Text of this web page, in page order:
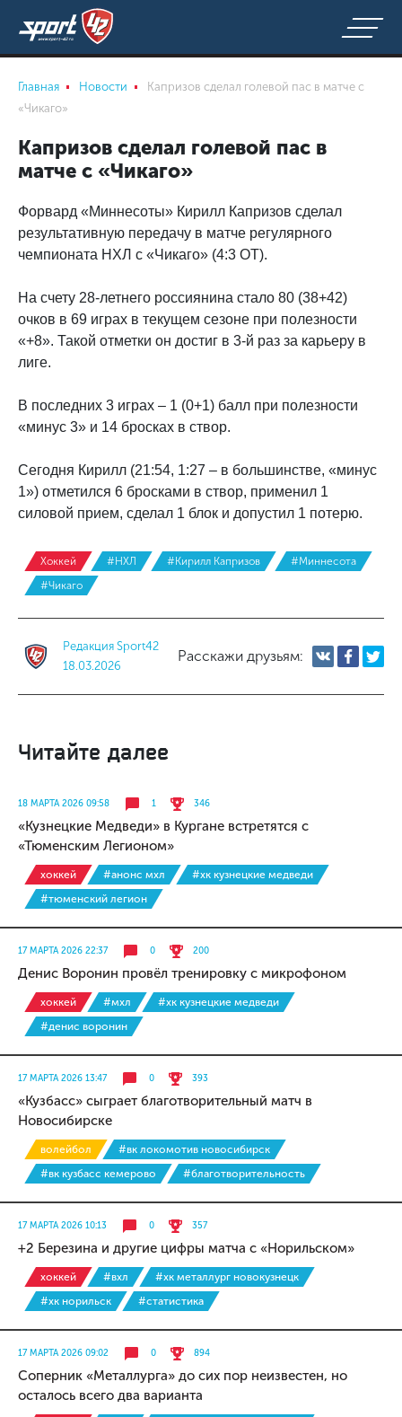
Главная Новости
Капризов сделал голевой пас в матче с
«Чикаго»
Капризов сделал голевой пас в
матче с «Чикаго»
Форвард «Миннесоты» Кирилл Капризов сделал
результативную передачу в матче регулярного
чемпионата НХЛ с «Чикаго» (4:3 ОТ).
На счету 28-летнего россиянина стало 80 (38+42)
очков в 69 играх в текущем сезоне при полезности
«+8». Такой отметки он достиг в 3-й раз за карьеру в
лиге.
В последних 3 играх – 1 (0+1) балл при полезности
«минус 3» и 14 бросках в створ.
Сегодня Кирилл (21:54, 1:27 – в большинстве, «минус
1») отметился 6 бросками в створ, применил 1
силовой прием, сделал 1 блок и допустил 1 потерю.
Хоккей #НХЛ #Кирилл Капризов
#Миннесота
#Чикаго
Редакция Sport42
18.03.2026
Расскажи друзьям:
Читайте далее
18 МАРТА 2026 09:58 1 346
«Кузнецкие Медведи» в Кургане встретятся с
«Тюменским Легионом»
хоккей #анонс мхл
#хк кузнецкие медведи
#тюменский легион
17 МАРТА 2026 22:37 0 200
Денис Воронин провёл тренировку с микрофоном
хоккей #мхл
#хк кузнецкие медведи
#денис воронин
17 МАРТА 2026 13:47 0 393
«Кузбасс» сыграет благотворительный матч в
Новосибирске
волейбол
#вк локомотив новосибирск
#вк кузбасс кемерово
#благотворительность
17 МАРТА 2026 10:13 0 357
+2 Березина и другие цифры матча с «Норильском»
хоккей #вхл
#хк металлург новокузнецк
#хк норильск
#статистика
17 МАРТА 2026 09:02 0 894
Соперник «Металлурга» до сих пор неизвестен, но
осталось всего два варианта